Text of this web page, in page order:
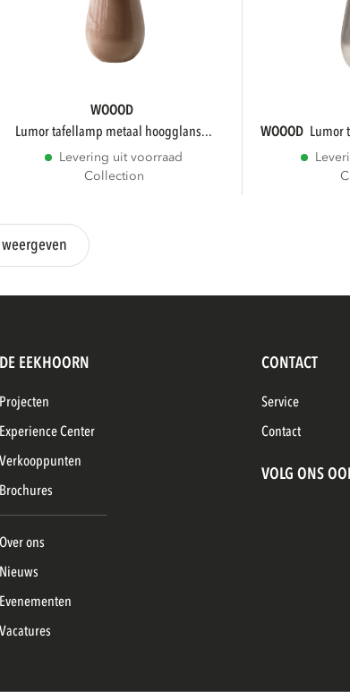
WOOOD
lumor tafellamp metaal hoogglans...
Levering uit voorraad
Collection
WOOOD lumor
DE EEKHOORN
Projecten
Experience Center
Verkooppunten
Brochures
Over ons
Nieuws
Evenementen
Vacatures
CONTACT
Service
Contact
VOLG ONS